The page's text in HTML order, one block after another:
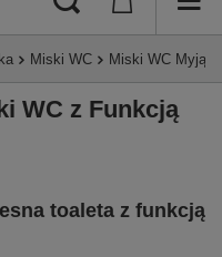
Miski WC Miski WC
WC z Funkcją
toaleta z funkcją